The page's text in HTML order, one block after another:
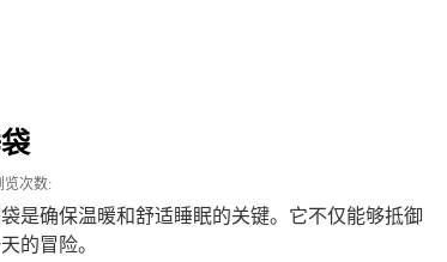
览次数:
是确保温暖和舒适睡眠的关键。它不仅能够抵御
的冒险。